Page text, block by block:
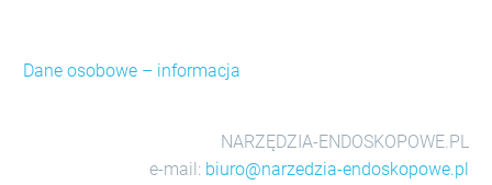
Dane osobowe – informacja
NARZĘDZIA-ENDOSKOPOWE.PL
e-mail: biuro@narzedzia-endoskopowe.pl